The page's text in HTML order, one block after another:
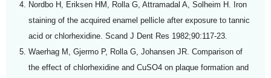
Nordbo H, Eriksen HM, Rolla G, Attramadal A, Solheim H. Iron
staining of the acquired enamel pellicle after exposure to tannic
acid or chlorhexidine. Scand J Dent Res 1982;90:117-23.
Waerhag M, Gjermo P, Rolla G, Johansen JR. Comparison of
the effect of chlorhexidine and CuSO4 on plaque formation and